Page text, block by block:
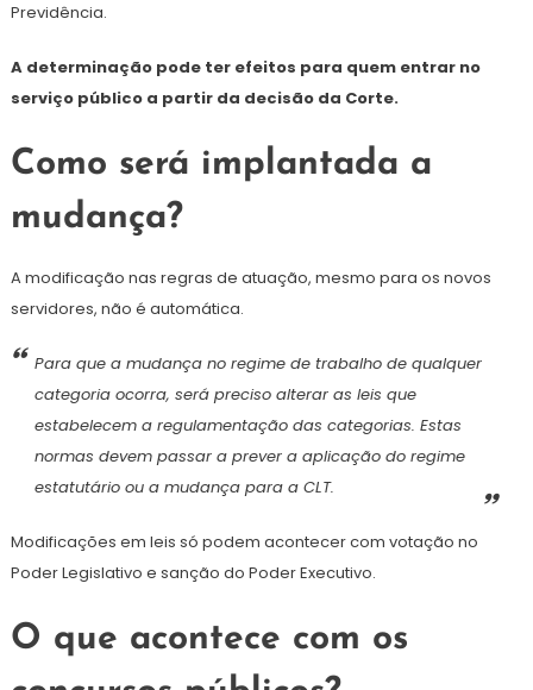
Previdência.
A determinação pode ter efeitos para quem entrar no
serviço público a partir da decisão da Corte.
Como será implantada a
mudança?
A modificação nas regras de atuação, mesmo para os novos
servidores, não é automática.
Para que a mudança no regime de trabalho de qualquer
categoria ocorra, será preciso alterar as leis que
estabelecem a regulamentação das categorias. Estas
normas devem passar a prever a aplicação do regime
estatutário ou a mudança para a CLT.
Modificações em leis só podem acontecer com votação no
Poder Legislativo e sanção do Poder Executivo.
O que acontece com os